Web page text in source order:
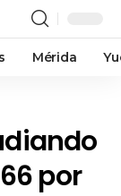
Mérida
por